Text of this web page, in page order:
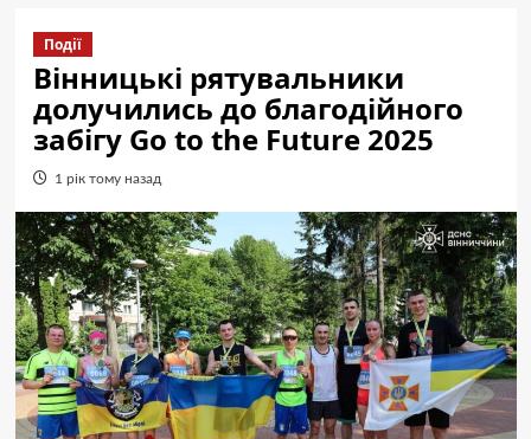
Події
Вінницькі рятувальники
долучились до благодійного
забігу Go to the Future 2025
1 рік тому назад